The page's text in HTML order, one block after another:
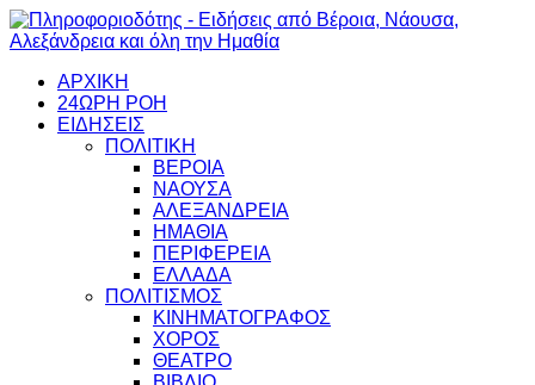
ΑΡΧΙΚΗ
24ΩΡΗ ΡΟΗ
ΕΙΔΗΣΕΙΣ
ΠΟΛΙΤΙΚΗ
ΒΕΡΟΙΑ
ΝΑΟΥΣΑ
ΑΛΕΞΑΝΔΡΕΙΑ
ΗΜΑΘΙΑ
ΠΕΡΙΦΕΡΕΙΑ
ΕΛΛΑΔΑ
ΠΟΛΙΤΙΣΜΟΣ
ΚΙΝΗΜΑΤΟΓΡΑΦΟΣ
ΧΟΡΟΣ
ΘΕΑΤΡΟ